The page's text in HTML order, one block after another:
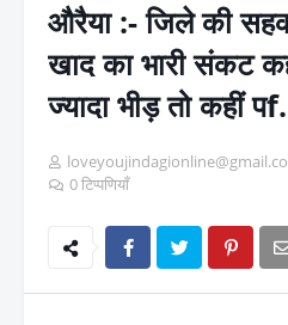
औरैया :- जिले की
खाद का भारी संकट
ज्यादा भीड़ तो कहीं
0 टिप्पणियाँ